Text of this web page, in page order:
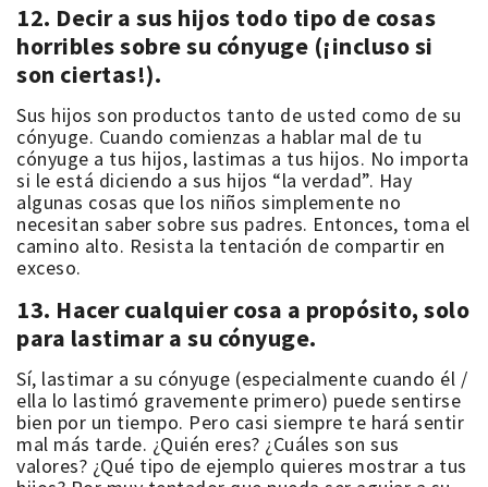
12. Decir a sus hijos todo tipo de cosas
horribles sobre su cónyuge (¡incluso si
son ciertas!).
Sus hijos son productos tanto de usted como de su
cónyuge. Cuando comienzas a hablar mal de tu
cónyuge a tus hijos, lastimas a tus hijos. No importa
si le está diciendo a sus hijos “la verdad”. Hay
algunas cosas que los niños simplemente no
necesitan saber sobre sus padres. Entonces, toma el
camino alto. Resista la tentación de compartir en
exceso.
13. Hacer cualquier cosa a propósito, solo
para lastimar a su cónyuge.
Sí, lastimar a su cónyuge (especialmente cuando él /
ella lo lastimó gravemente primero) puede sentirse
bien por un tiempo. Pero casi siempre te hará sentir
mal más tarde. ¿Quién eres? ¿Cuáles son sus
valores? ¿Qué tipo de ejemplo quieres mostrar a tus